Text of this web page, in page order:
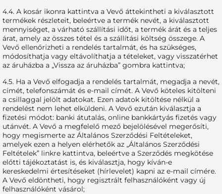
4.4. A kosár ikonra kattintva a Vevő áttekintheti a kiválasztott
termékek részleteit, beleértve a termék nevét, a kiválasztott
mennyiséget, a várható szállítási időt, a termék árát és a teljes
árat, amely az összes tétel és a szállítási költség összege. A
Vevő ellenőrizheti a rendelés tartalmát, és ha szükséges,
módosíthatja vagy eltávolíthatja a tételeket, vagy visszatérhet
az áruházba a „Vissza az áruházba” gombra kattintva;
4.5. Ha a Vevő elfogadja a rendelés tartalmát, megadja a nevét,
címét, telefonszámát és e-mail címét. A Vevő köteles kitölteni
a csillaggal jelölt adatokat. Ezen adatok kitöltése nélkül a
rendelést nem lehet elküldeni. A Vevő ezután kiválasztja a
fizetési módot: banki átutalás, online bankkártyás fizetés vagy
utánvét. A Vevő a megfelelő mező bejelölésével megerősíti,
hogy megismerte az Általános Szerződési Feltételeket,
amelyek ezen a helyen elérhetők az „Általános Szerződési
Feltételek” linkre kattintva, beleértve a Szerződés megkötése
előtti tájékoztatást is, és kiválasztja, hogy kíván-e
kereskedelmi értesítéseket (hírlevelet) kapni az e-mail címére.
A Vevő eldöntheti, hogy regisztrált felhasználóként vagy új
felhasználóként vásárol;